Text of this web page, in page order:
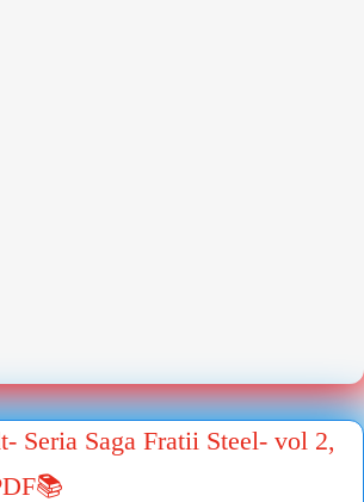
Seria Saga Fratii Steel- vol 2,